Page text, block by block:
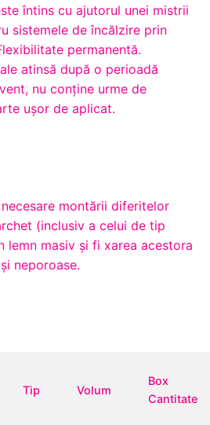
întins cu ajutorul unei mistrii
sistemele de încălzire prin
permanentă.
atinsă după o perioadă
nu conţine urme de
uşor de aplicat.
montării diferitelor
(inclusiv a celui de tip
lemn masiv şi fi xarea acestora
neporoase.
Tip Volum
Box
Cantitate